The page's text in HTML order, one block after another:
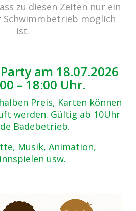
zu diesen Zeiten nur ein
Schwimmbetrieb möglich
ist.
am 18.07.2026
– 18:00 Uhr.
Preis, Karten können
werden. Gültig ab 10Uhr
Badebetrieb.
Musik, Animation,
usw.